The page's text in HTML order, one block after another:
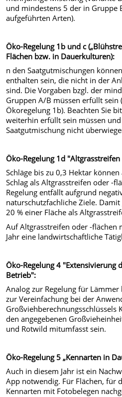
und mindestens 5 der in Gruppe
aufgeführten Arten).
Öko-Regelung 1b und c
Flächen bzw. in Dauerkulturen):
n den Saatgutmischungen
enthalten sein, die nicht in der
sind. Die Vorgaben bzgl. der
Gruppen A/B müssen erfüllt sein
Ökoregelung 1b). Beachten Sie
weiterhin erfüllt sein müssen
Saatgutmischung nicht
Öko-Regelung 1d
Schläge bis zu 0,3 Hektar
Schlag als Altgrasstreifen oder -
Regelung entfällt aufgrund
naturschutzfachliche Ziele.
20 % einer Fläche als
Auf Altgrasstreifen oder -flächen
Jahr eine landwirtschaftliche
Öko-Regelung 4 "Extensivierung
Betrieb":
Analog zur Regelung für
zur Vereinfachung bei der
den angegebenen
und Rotwild mitumfasst sein.
Öko-Regelung 5 „Kennarten in
Auch in diesem Jahr ist ein
App notwendig. Für Flächen, für
Kennarten mit Fotobelegen